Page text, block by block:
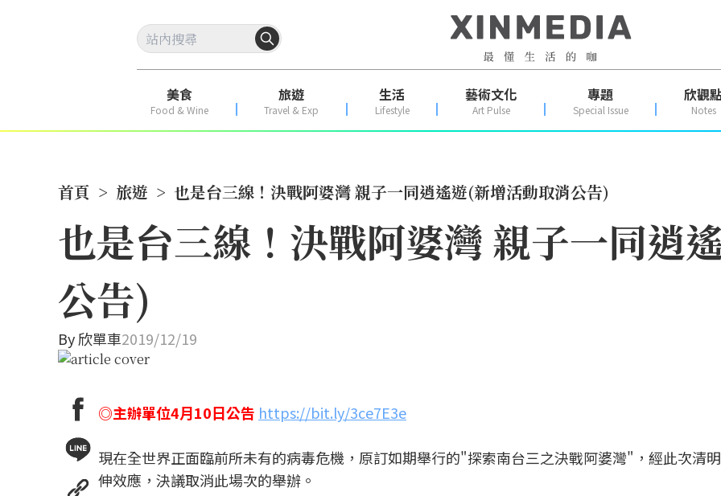
美食
Food & Wine
旅遊
Travel & Exp
生活
Lifestyle
藝術文化
Art Pulse
專題
Special Issue
欣觀
Notes
首頁 > 旅遊 > 也是台三線！決戰阿婆灣 親子一同逍遙遊(新增活動取消公告)
也是台三線！決戰阿婆灣 親子一同逍
公告)
By欣單車2019/12/19
◎主辦單位4月10日公告 https://bit.ly/3ce7E3e
現在全世界正面臨前所未有的病毒危機，原訂如期舉行的"探索南台三之決戰阿婆灣"，經此次清
伸效應，決議取消此場次的舉辦。